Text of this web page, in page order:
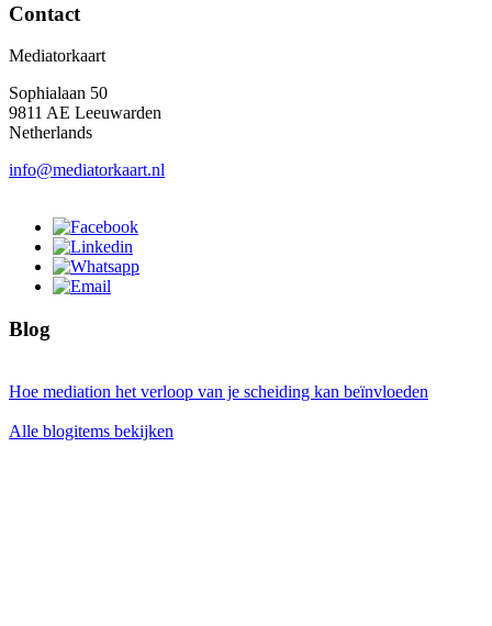
Contact
Mediatorkaart
Sophialaan 50
9811 AE Leeuwarden
Netherlands
info@mediatorkaart.nl
Blog
Hoe mediation het verloop van je scheiding kan beïnvloeden
Alle blogitems bekijken